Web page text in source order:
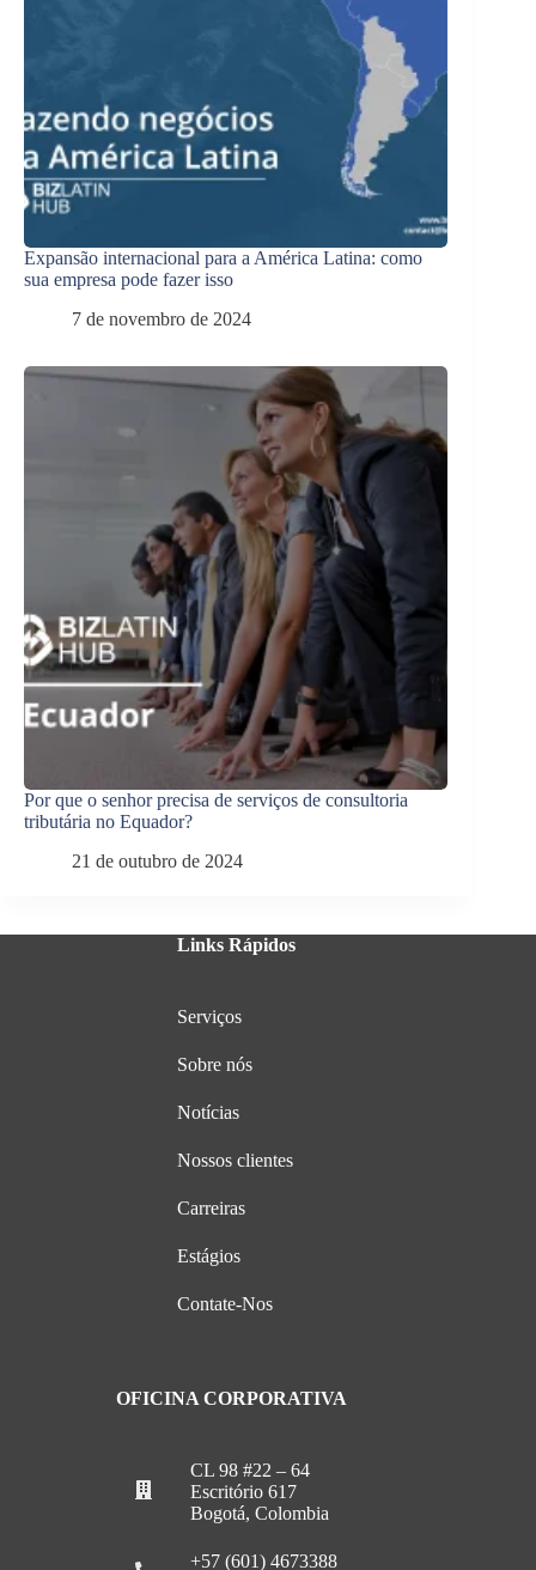
Expansão internacional para a América Latina: como
sua empresa pode fazer isso
7 de novembro de 2024
Por que o senhor precisa de serviços de consultoria
tributária no Equador?
21 de outubro de 2024
Links Rápidos
Serviços
Sobre nós
Notícias
Nossos clientes
Carreiras
Estágios
Contate-Nos
OFICINA CORPORATIVA
CL 98 #22 – 64
Escritório 617
Bogotá, Colombia
+57 (601) 4673388